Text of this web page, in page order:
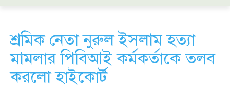
শ্রমিক নেতা নুরুল ইসলাম হত্যা
মামলার পিবিআই কর্মকর্তাকে তলব
করলো হাইকোর্ট